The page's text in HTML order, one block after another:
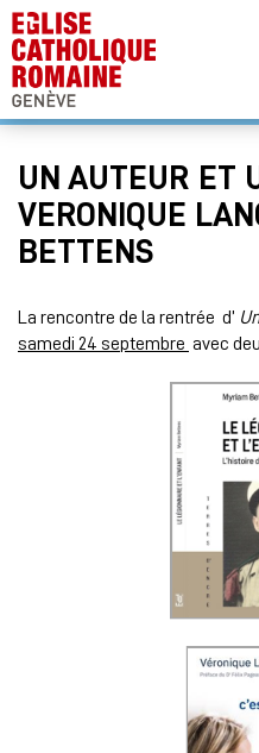
UN AUTEUR ET
VERONIQUE
BETTENS
La rencontre de la rentrée d’
samedi 24 septembre avec